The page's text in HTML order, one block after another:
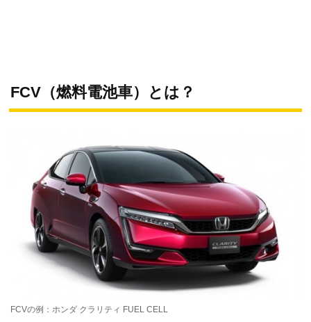
FCV（燃料電池車）とは？
FCVの例：ホンダ クラリティ FUEL CELL